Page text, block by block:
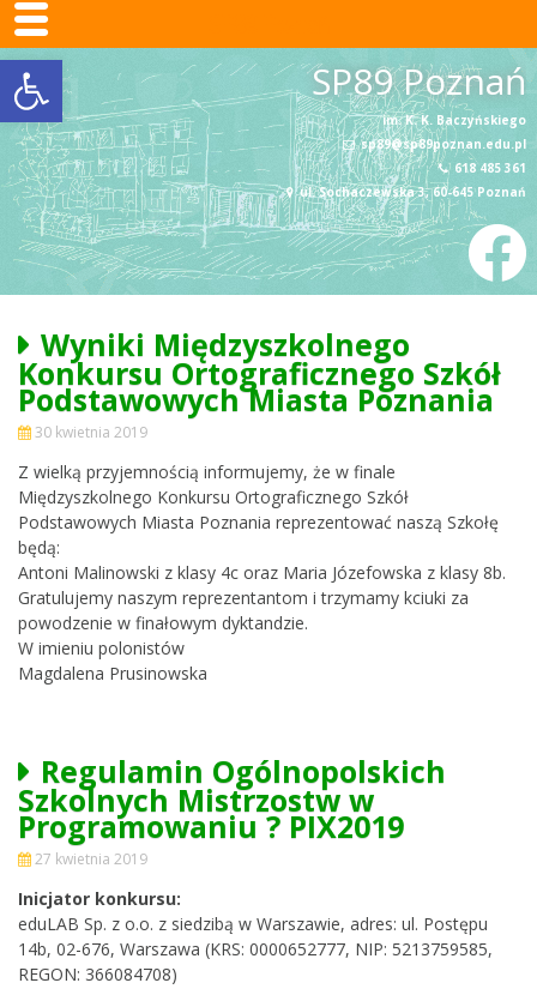
Otwórz pasek narzędzi
Skip
content
SP89 Poznań
im. K. K. Baczyńskiego
sp89@sp89poznan.edu.pl
618 485 361
ul. Sochaczewska 3, 60-645 Poznań
Wyniki Międzyszkolnego
Konkursu Ortograficznego Szkół
Podstawowych Miasta Poznania
30 kwietnia 2019
Z wielką przyjemnością informujemy, że w finale
Międzyszkolnego Konkursu Ortograficznego Szkół
Podstawowych Miasta Poznania reprezentować naszą Szkołę
będą:
Antoni Malinowski z klasy 4c oraz Maria Józefowska z klasy 8b.
Gratulujemy naszym reprezentantom i trzymamy kciuki za
powodzenie w finałowym dyktandzie.
W imieniu polonistów
Magdalena Prusinowska
Regulamin Ogólnopolskich
Szkolnych Mistrzostw w
Programowaniu ? PIX2019
27 kwietnia 2019
Inicjator konkursu:
eduLAB Sp. z o.o. z siedzibą w Warszawie, adres: ul. Postępu
14b, 02-676, Warszawa (KRS: 0000652777, NIP: 5213759585,
REGON: 366084708)